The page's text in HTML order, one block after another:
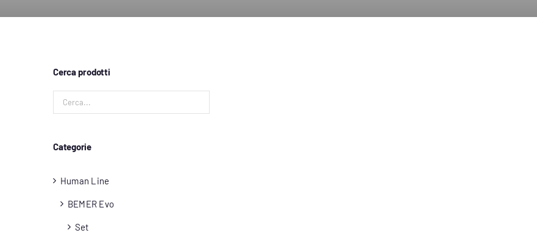
Cerca prodotti
Categorie
Human Line
BEMER Evo
Set